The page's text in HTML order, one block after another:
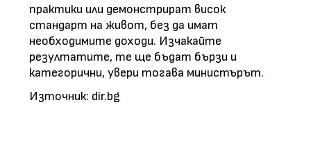
практики или демонстрират висок
стандарт на живот, без да имат
необходимите доходи. Изчакайте
резултатите, те ще бъдат бързи и
категорични, увери тогава министърът.
Източник: dir.bg